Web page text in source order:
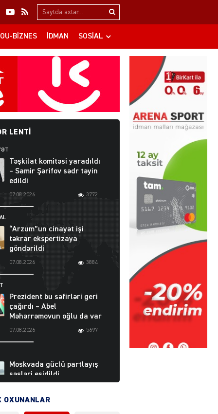
Search…
BIZNES İDMAN SOSIAL
LENTI
Təşkilat komitəsi yaradıldı
– Samir Şərifov sədr təyin
edildi
07.08.2026 3772
“Arzum”un cinayət işi
təkrar ekspertizaya
göndərildi
07.08.2026 3884
Prezident bu səfirləri geri
çağırdı – Abel
Məhərrəmovun oğlu da var
07.08.2026 5697
Moskvada güclü partlayış
səsləri eşidildi
OXUNANLAR